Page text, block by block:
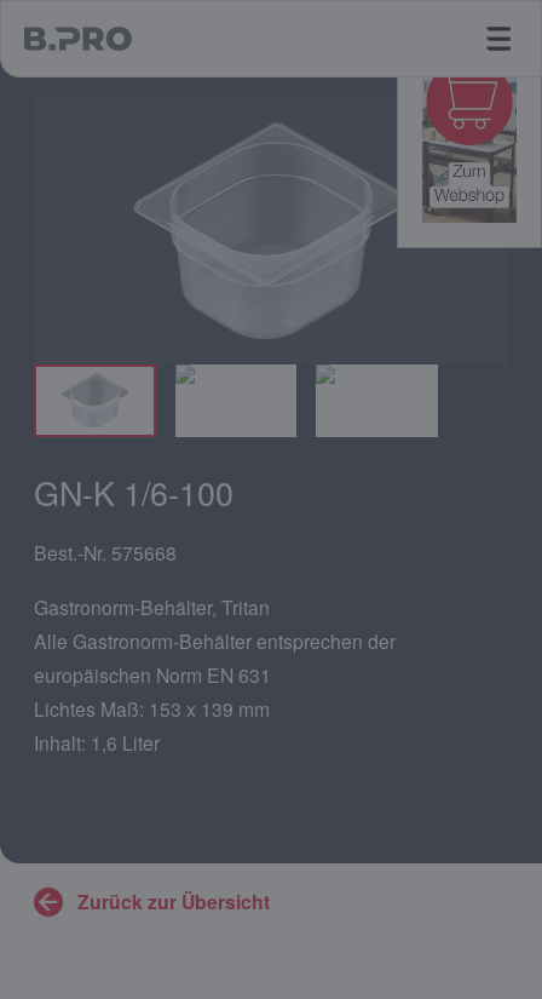
GN-K 1/6-100
Best.-Nr. 575668
Gastronorm-Behälter, Tritan
Alle Gastronorm-Behälter entsprechen der
europäischen Norm EN 631
Lichtes Maß: 153 x 139 mm
Inhalt: 1,6 Liter
Zurück zur Übersicht